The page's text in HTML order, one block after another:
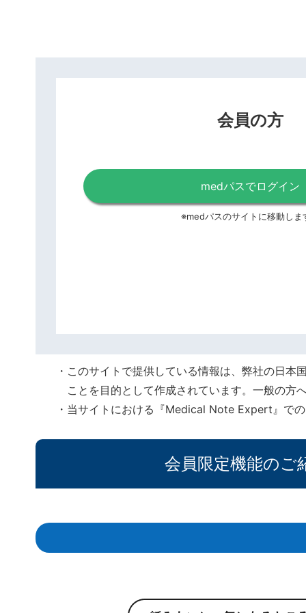
会員の方
medパスでログイン
※medパスのサイトに移動しま
このサイトで提供している情報は、弊社の日本
ことを目的として作成されています。一般の方
当サイトにおける『Medical Note Expert』で
会員限定機能のご